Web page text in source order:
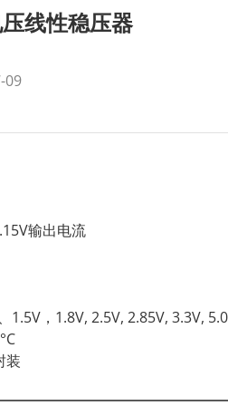
线性稳压器
09
输出电流
1.5V，1.8V, 2.5V, 2.85V, 3.3V,
装